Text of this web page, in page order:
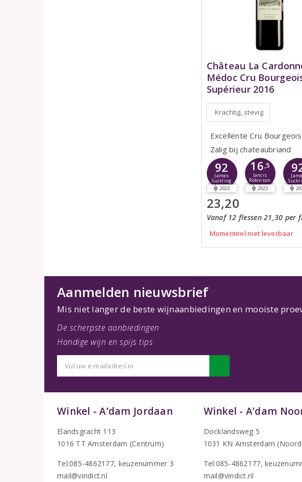
Château La
Médoc Cru
Supérieur 2016
Krachtig, stevig
Excellente Cru Bourgeois
Zalig bij chateaubriand
92
James
Suckling
2023
16,5
Jancis
Robinson
2023
23,20
Vanaf 12 flessen 21,30 per
Momenteel niet leverbaar
Aanmelden nieuwsbrief
Mis niet langer de beste wijnaanbiedingen en mooiste
De scherpste aanbiedingen
Handige wijn en spijs tips
Winkel - A’dam Jordaan
Elandsgracht 113
1016 TT Amsterdam (Centrum)
Tel:085-4862177, keuzenummer 3
mail@vindict.nl
Winkel - A’dam
Docklandsweg 5
1031 KN Amsterdam
Tel:085-4862177,
mail@vindict.nl